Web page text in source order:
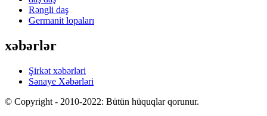
Rəngli daş
Germanit lopaları
xəbərlər
Şirkət xəbərləri
Sənaye Xəbərləri
© Copyright - 2010-2022: Bütün hüquqlar qorunur.